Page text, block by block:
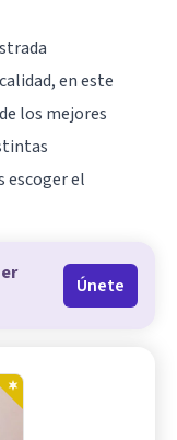
en este
los mejores
escoger el
Únete